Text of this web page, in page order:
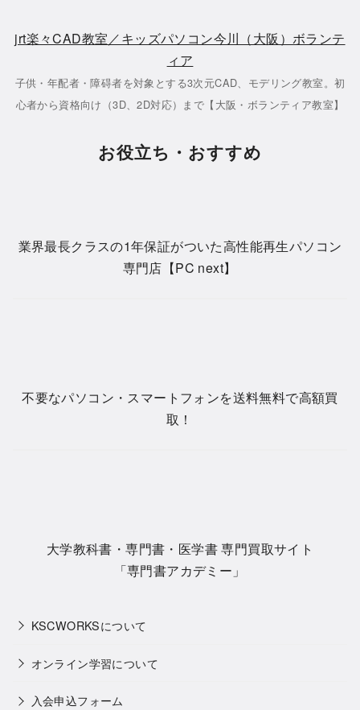
jrt楽々CAD教室／キッズパソコン今川（大阪）ボランテ
ィア
子供・年配者・障碍者を対象とする3次元CAD、モデリング教室。初
心者から資格向け（3D、2D対応）まで【大阪・ボランティア教室】
お役立ち・おすすめ
業界最長クラスの1年保証がついた高性能再生パソコン
専門店【PC next】
不要なパソコン・スマートフォンを送料無料で高額買
取！
大学教科書・専門書・医学書 専門買取サイト
「専門書アカデミー」
KSCWORKSについて
オンライン学習について
入会申込フォーム